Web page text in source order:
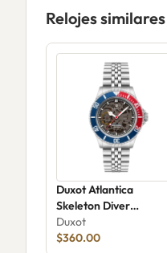
Relojes similares
Duxot Atlantica
Skeleton Diver
Automatic DX-2067-66
Duxot
$360.00